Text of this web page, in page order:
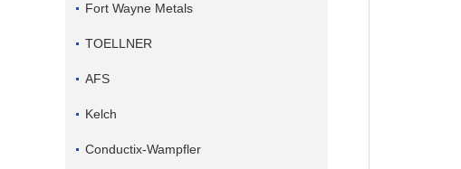
Fort Wayne Metals
TOELLNER
AFS
Kelch
Conductix-Wampfler